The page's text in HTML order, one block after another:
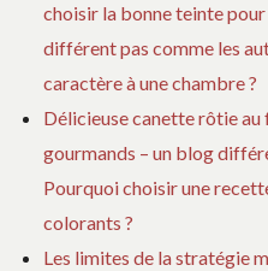
choisir la bonne teinte
différent pas comme les
caractère à une chambre ?
Délicieuse canette rôtie au
gourmands – un blog
Pourquoi choisir une
colorants ?
Les limites de la stratégie